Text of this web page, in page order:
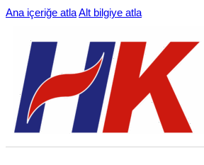
Ana içeriğe atlaAlt bilgiye atla